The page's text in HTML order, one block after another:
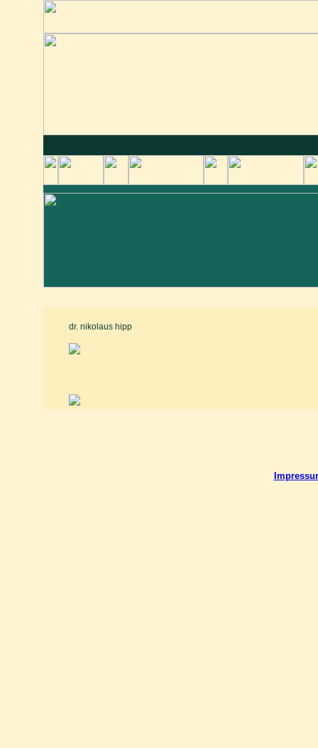
dr. nikolaus hipp